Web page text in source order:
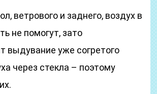
ветрового и заднего, воздух в
не помогут, зато
выдувание уже согретого
через стекла – поэтому